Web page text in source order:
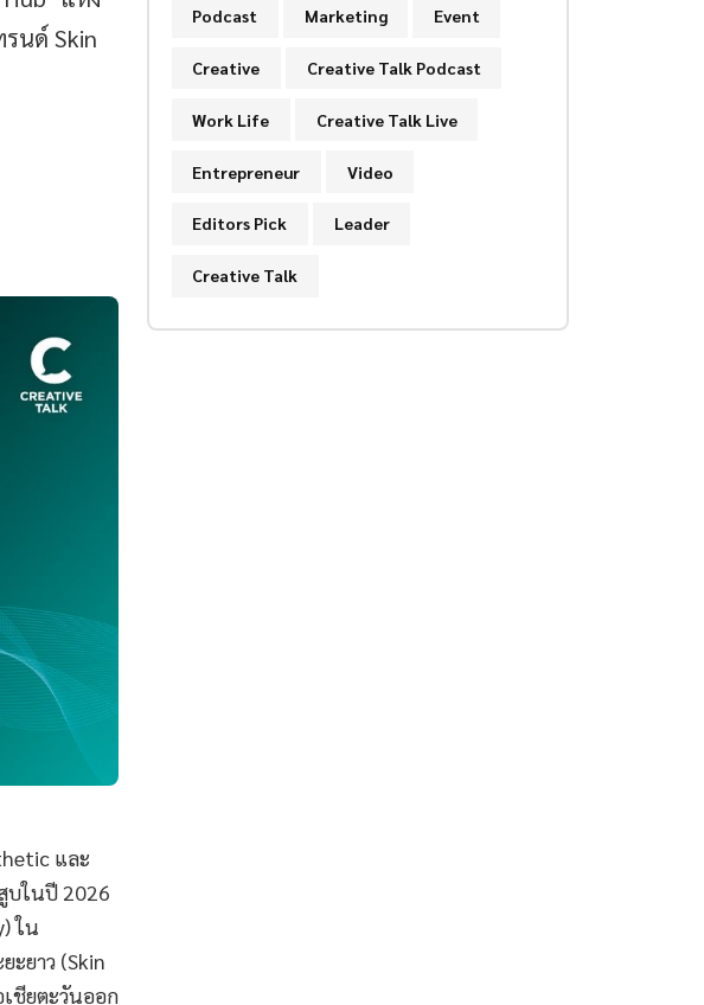
รนด์ Skin
และ
บในปี 2026
ใน
ะยาว (Skin
ชียตะวันออก
Podcast Marketing Event
Creative Creative Talk Podcast
Work Life Creative Talk Live
Entrepreneur Video
Editors Pick Leader
Creative Talk